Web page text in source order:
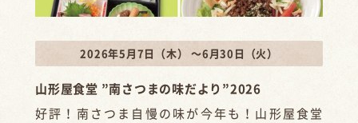
2026年5月7日（木） ～6月30日（火）
山形屋食堂 ”南さつまの味だより”2026
好評！南さつま自慢の味が今年も！山形屋食堂